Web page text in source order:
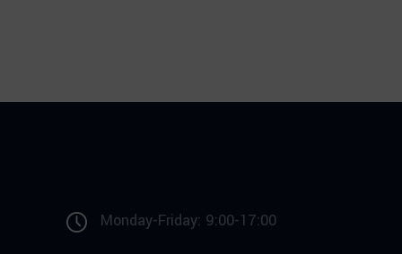
Monday-Friday: 9:00-17:00